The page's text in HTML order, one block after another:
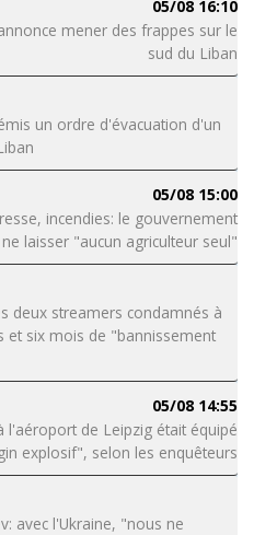
05/08 16:10
mener des frappes sur le
sud du Liban
un ordre d'évacuation d'un
05/08 15:00
incendies: le gouvernement
laisser "aucun agriculteur seul"
deux streamers condamnés à
et six mois de "bannissement
05/08 14:55
l'aéroport de Leipzig était équipé
explosif", selon les enquêteurs
avec l'Ukraine, "nous ne